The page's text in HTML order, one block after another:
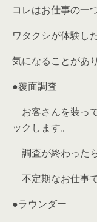
コレはお仕事の一
ワタクシが体験し
気になることがあ
●覆面調査
お客さんを装っ
ックします。
調査が終わった
不定期なお仕事で
●ラウンダー